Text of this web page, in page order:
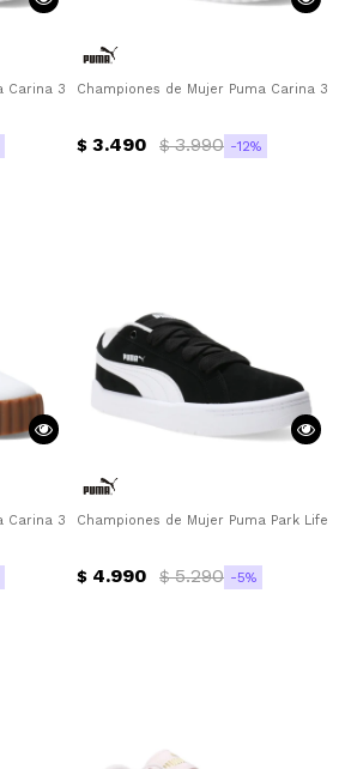
Carina 3.0 Puma - Negro - Blanco
Championes de Mujer Puma Carina
$ 3.490 $ 3.990 12
Carina 3.0 Puma - Blanco - Negro - Camel
Championes de Mujer Puma Park Life
$ 4.990 $ 5.290 5